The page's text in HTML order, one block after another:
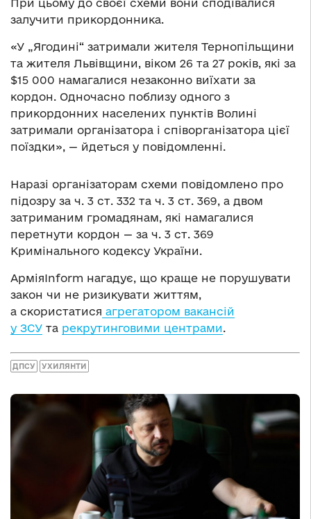
При цьому до своєї схеми вони сподівалися
залучити прикордонника.
«У „Ягодині“ затримали жителя Тернопільщини
та жителя Львівщини, віком 26 та 27 років, які за
$15 000 намагалися незаконно виїхати за
кордон. Одночасно поблизу одного з
прикордонних населених пунктів Волині
затримали організатора і співорганізатора цієї
поїздки», — йдеться у повідомленні.
Наразі організаторам схеми повідомлено про
підозру за ч. 3 ст. 332 та ч. 3 ст. 369, а двом
затриманим громадянам, які намагалися
перетнути кордон — за ч. 3 ст. 369
Кримінального кодексу України.
АрміяInform нагадує, що краще не порушувати
закон чи не ризикувати життям,
а скористатися агрегатором вакансій
у ЗСУ та рекрутинговими центрами.
ДПСУ УХИЛЯНТИ